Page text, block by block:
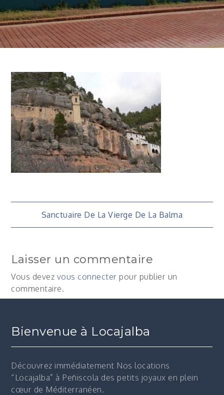
Navigation
l’article
Sanctuaire De La Vierge De La Balma
Laisser un commentaire
Vous devez vous connecter pour publier un
commentaire.
Bienvenue à Locajalba
Découvrez immédiatement Nos locations
“Locajalba” à Peñiscola des petits joyaux en plein
cœur de Méditerranéen.